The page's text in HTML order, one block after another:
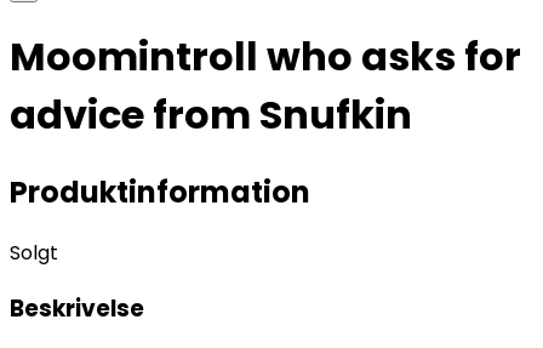
Moomintroll who asks for
advice from Snufkin
Produktinformation
Solgt
Beskrivelse